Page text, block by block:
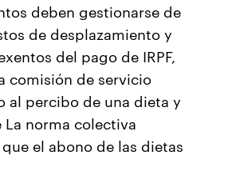
deben gestionarse de
de desplazamiento y
del pago de IRPF,
comisión de servicio
al percibo de una dieta y
La norma colectiva
el abono de las dietas